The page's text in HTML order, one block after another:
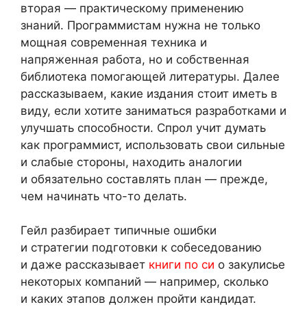
вторая — практическому применению
знаний. Программистам нужна не только
мощная современная техника и
напряженная работа, но и собственная
библиотека помогающей литературы. Далее
рассказываем, какие издания стоит иметь в
виду, если хотите заниматься разработками и
улучшать способности. Спрол учит думать
как программист, использовать свои сильные
и слабые стороны, находить аналогии
и обязательно составлять план — прежде,
чем начинать что-то делать.
Гейл разбирает типичные ошибки
и стратегии подготовки к собеседованию
и даже рассказывает книги по си о закулисье
некоторых компаний — например, сколько
и каких этапов должен пройти кандидат.